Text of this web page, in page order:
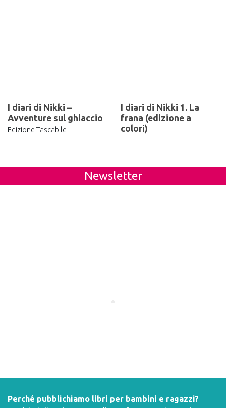
I diari di Nikki –
Avventure sul ghiaccio
Edizione Tascabile
I diari di Nikki 1. La
frana (edizione a
colori)
Newsletter
Perché pubblichiamo libri per bambini e ragazzi?